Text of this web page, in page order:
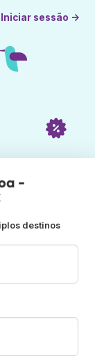
Iniciar sessão →
-
destinos